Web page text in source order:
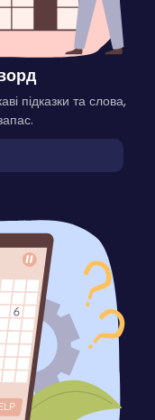
підказки та слова,